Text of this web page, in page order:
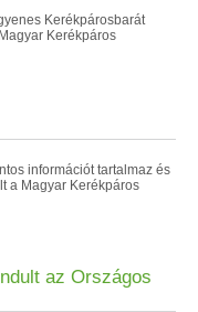
Kerékpárosbarát
Kerékpáros
információt tartalmaz és
a Magyar Kerékpáros
az Országos